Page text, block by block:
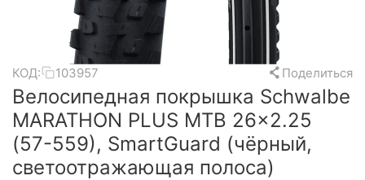
КОД: 103957 Поделиться
Велосипедная покрышка Schwalbe
MARATHON PLUS MTB 26x2.25
(57-559), SmartGuard (чёрный,
светоотражающая полоса)